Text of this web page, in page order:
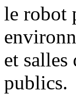
le robot
et salles
publics.